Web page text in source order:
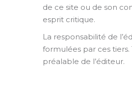
de ce site ou de son
esprit critique.
La responsabilité de
formulées par ces
préalable de l’éditeur.